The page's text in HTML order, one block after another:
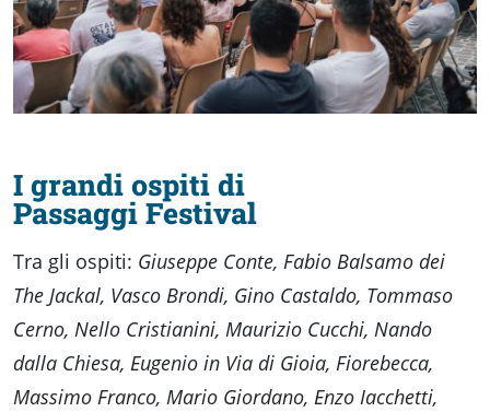
I grandi ospiti di
Passaggi Festival
Tra gli ospiti: Giuseppe Conte, Fabio Balsamo dei
The Jackal, Vasco Brondi, Gino Castaldo, Tommaso
Cerno, Nello Cristianini, Maurizio Cucchi, Nando
dalla Chiesa, Eugenio in Via di Gioia, Fiorebecca,
Massimo Franco, Mario Giordano, Enzo Iacchetti,